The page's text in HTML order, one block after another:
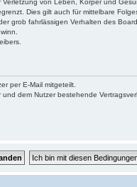
von Leben, Körper und
Dies gilt auch für mittelbare
fahrlässigen Verhalten des
per E-Mail mitgeteilt.
dem Nutzer bestehende